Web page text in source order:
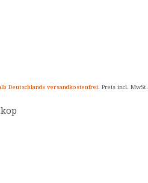
Deutschlands versandkostenfrei. Preis incl. MwSt.